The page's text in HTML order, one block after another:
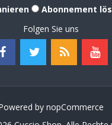
Abonnement
Folgen Sie uns
by nopCommerce